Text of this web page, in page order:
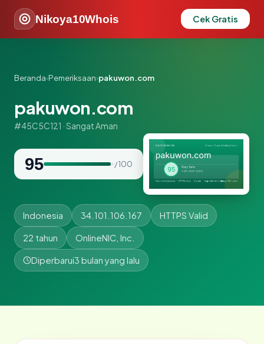
Nikoya10Whois Cek Gratis
Beranda›Pemeriksaan›pakuwon.com
pakuwon.com
#45C5C121 · Sangat Aman
95 / 100
Indonesia 34.101.106.167 HTTPS Valid
22 tahun OnlineNIC, Inc.
Diperbarui3 bulan yang lalu